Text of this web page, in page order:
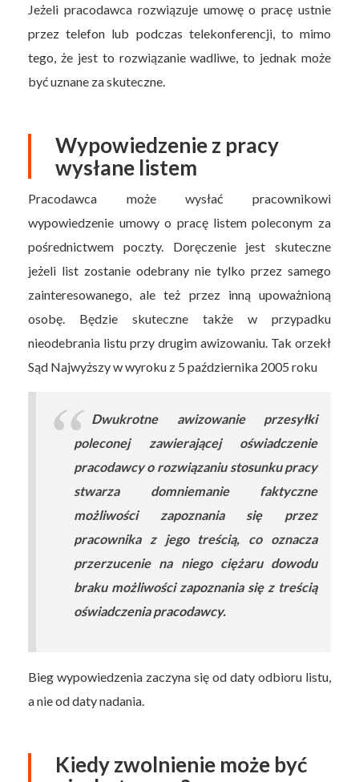
Jeżeli pracodawca rozwiązuje umowę o pracę ustnie
przez telefon lub podczas telekonferencji, to mimo
tego, że jest to rozwiązanie wadliwe, to jednak może
być uznane za skuteczne.
Wypowiedzenie z pracy
wysłane listem
Pracodawca może wysłać pracownikowi
wypowiedzenie umowy o pracę listem poleconym za
pośrednictwem poczty. Doręczenie jest skuteczne
jeżeli list zostanie odebrany nie tylko przez samego
zainteresowanego, ale też przez inną upoważnioną
osobę. Będzie skuteczne także w przypadku
nieodebrania listu przy drugim awizowaniu. Tak orzekł
Sąd Najwyższy w wyroku z 5 października 2005 roku
Dwukrotne awizowanie przesyłki
poleconej zawierającej oświadczenie
pracodawcy o rozwiązaniu stosunku pracy
stwarza domniemanie faktyczne
możliwości zapoznania się przez
pracownika z jego treścią, co oznacza
przerzucenie na niego ciężaru dowodu
braku możliwości zapoznania się z treścią
oświadczenia pracodawcy.
Bieg wypowiedzenia zaczyna się od daty odbioru listu,
a nie od daty nadania.
Kiedy zwolnienie może być